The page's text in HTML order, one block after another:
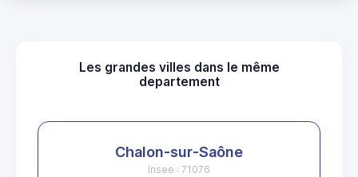
Les grandes villes dans le même
departement
Chalon-sur-Saône
Insee : 71076